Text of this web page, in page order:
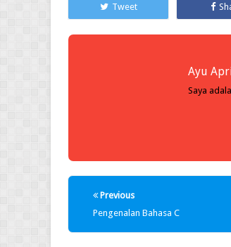
Tweet
Ayu
Saya
Previous
Pengenalan Bahasa C